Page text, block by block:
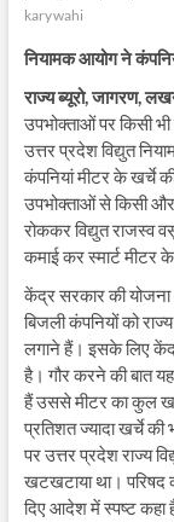
karywahi
नियामकआयोगने
राज्य ब्यूरो, जागरण,
उपभोक्ताओं पर किसी
उत्तर प्रदेश विद्युत
कंपनियां मीटर के खर्चे
उपभोक्ताओं से किसी
रोककर विद्युत राजस्व
कमाई कर स्मार्ट मीटर के
केंद्र सरकार की
बिजली कंपनियों को
लगाने हैं। इसके लिए
है। गौर करने की बात
हैं उससे मीटर का कुल
प्रतिशत ज्यादा खर्चे
पर उत्तर प्रदेश राज्य
खटखटाया था। परिषद
दिए आदेश में स्पष्ट कहा है